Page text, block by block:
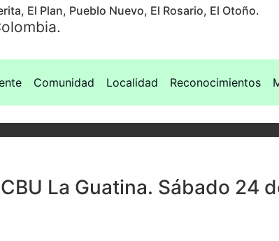
El Plan, Pueblo Nuevo, El Rosario, El Otoño.
Comunidad Localidad Reconocimientos
La Guatina. Sábado 24